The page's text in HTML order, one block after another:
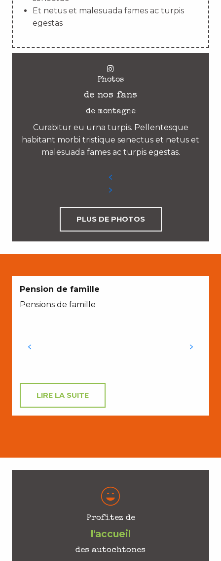
Et netus et malesuada fames ac turpis
egestas
Photos
de nos fans
de montagne
Curabitur eu urna turpis. Pellentesque
habitant morbi tristique senectus et netus et
malesuada fames ac turpis egestas.
PLUS DE PHOTOS
Pension de famille
Pensions de famille
LIRE LA SUITE
Profitez de
l'accueil
des autochtones